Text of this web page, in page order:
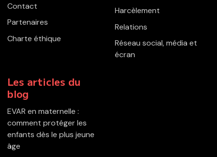
Contact
Partenaires
Charte éthique
Harcèlement
Relations
Réseau social, média et
écran
Les articles du
blog
EVAR en maternelle :
comment protéger les
enfants dès le plus jeune
âge